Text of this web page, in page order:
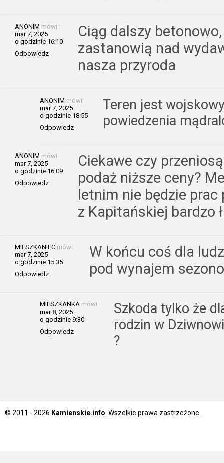
ANONIM mówi:
mar 7, 2025
o godzinie 16:10
Odpowiedz
Ciąg dalszy
zastanowią nad
nasza przyroda
ANONIM mówi:
mar 7, 2025
o godzinie 18:55
Odpowiedz
Teren jest
powiedzenia
ANONIM mówi:
mar 7, 2025
o godzinie 16:09
Odpowiedz
Ciekawe czy
podaż niższe ceny?
letnim nie będzie
z Kapitańskiej bardzo
MIESZKANIEC mówi:
mar 7, 2025
o godzinie 15:35
Odpowiedz
W końcu coś dla
pod wynajem
MIESZKANKA mówi:
mar 8, 2025
o godzinie 9:30
Odpowiedz
Szkoda tylko że
rodzin w
?
© 2011 - 2026 Kamienskie.info . Wszelkie prawa zastrzeżone.